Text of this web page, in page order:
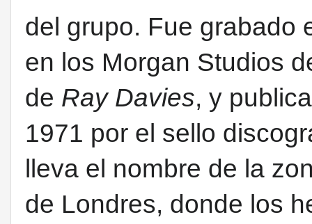
del grupo. Fue grabado
en los Morgan Studios
de Ray Davies, y
1971 por el sello
lleva el nombre de la
de Londres, donde los